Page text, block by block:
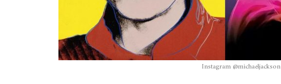
Instagram @michaeljackson